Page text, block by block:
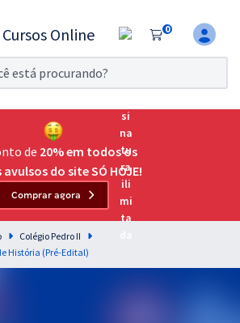
0
11
Teste grátis por 7 dias!
Passar
para o Exame da
para as principais
Brasil
de 20% em todos os
do site SÓ HOJE!
Comprar agora
Colégio Pedro II
História (Pré-Edital)